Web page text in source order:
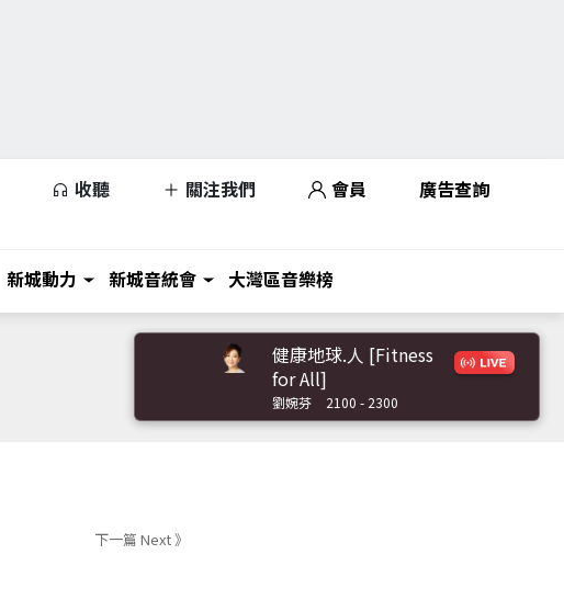
收聽 關注我們 會員 廣告查詢
新城動力 新城音統會 大灣區音樂榜
健康地球.人 [Fitness
for All]
劉婉芬 2100 - 2300
下一篇 Next 》